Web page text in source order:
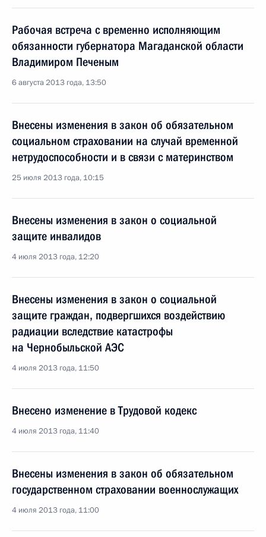
Рабочая встреча с временно исполняющим
обязанности губернатора Магаданской области
Владимиром Печеным
6 августа 2013 года, 13:50
Внесены изменения в закон об обязательном
социальном страховании на случай временной
нетрудоспособности и в связи с материнством
25 июля 2013 года, 10:15
Внесены изменения в закон о социальной
защите инвалидов
4 июля 2013 года, 12:20
Внесены изменения в закон о социальной
защите граждан, подвергшихся воздействию
радиации вследствие катастрофы
на Чернобыльской АЭС
4 июля 2013 года, 11:50
Внесено изменение в Трудовой кодекс
4 июля 2013 года, 11:40
Внесены изменения в закон об обязательном
государственном страховании военнослужащих
4 июля 2013 года, 11:00